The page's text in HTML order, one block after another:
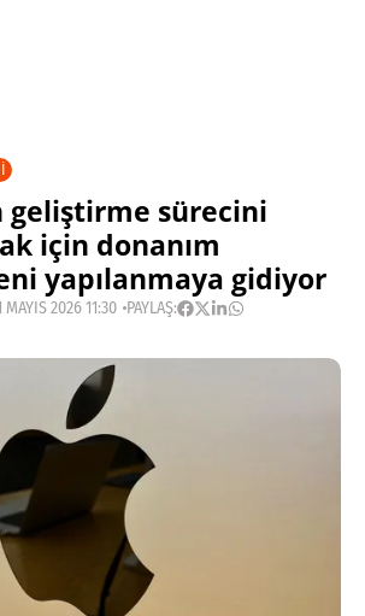
geliştirme sürecini
için donanım
yapılanmaya gidiyor
MAYIS 2026 11:30 PAYLAŞ: